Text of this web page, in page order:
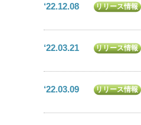
‘22.12.08 リリース情報
‘22.03.21 リリース情報
‘22.03.09 リリース情報